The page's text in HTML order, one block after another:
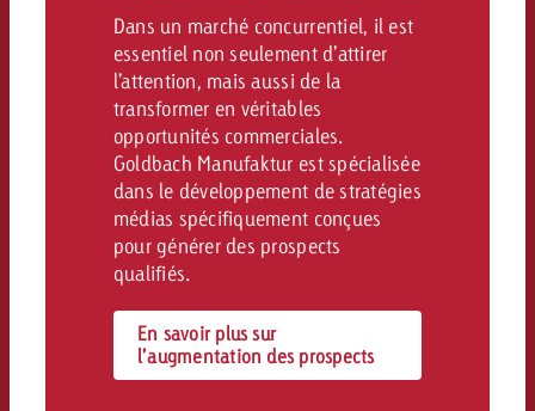
Dans un marché concurrentiel, il est
essentiel non seulement d’attirer
l’attention, mais aussi de la
transformer en véritables
opportunités commerciales.
Goldbach Manufaktur est spécialisée
dans le développement de stratégies
médias spécifiquement conçues
pour générer des prospects
qualifiés.
En savoir plus sur
l’augmentation des prospects